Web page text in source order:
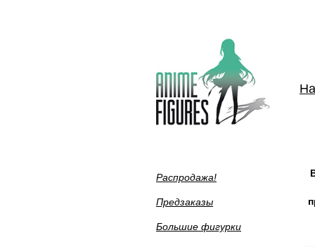
Распродажа!
Предзаказы
Большие фигурки